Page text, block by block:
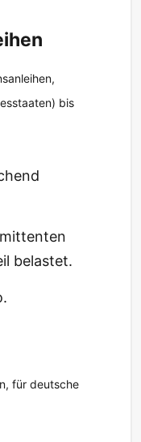
bis
belastet.
für deutsche